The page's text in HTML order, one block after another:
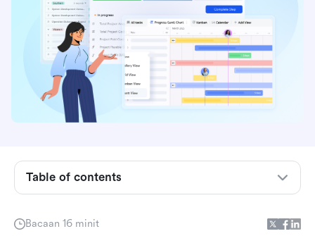
Bacaan 16 minit
Table of contents
terbaik untuk jurutera